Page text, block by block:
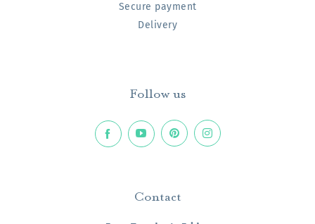
Secure payment
Delivery
Follow us
Contact